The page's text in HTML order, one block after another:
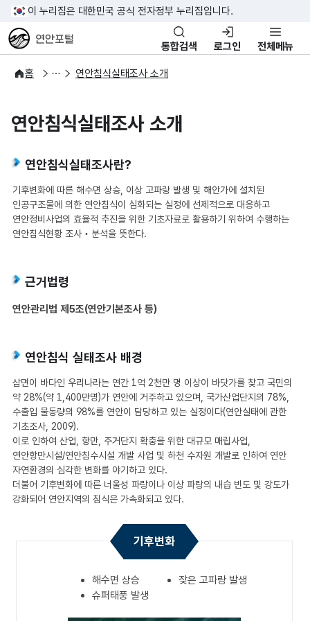
이 누리집은 대한민국 공식 전자정부 누리집입니다.
연안포털 통합검색 로그인 전체메뉴
홈
연안관리
연안침식 연안침식실태조사 소개
연안침식실태조사 소개
연안침식실태조사란?
기후변화에 따른 해수면 상승, 이상 고파랑 발생 및 해안가에 설치된
인공구조물에 의한 연안침식이 심화되는 실정에 선제적으로 대응하고
연안정비사업의 효율적 추진을 위한 기초자료로 활용하기 위하여 수행하는
연안침식현황 조사‧분석을 뜻한다.
근거법령
연안관리법 제5조(연안기본조사 등)
연안침식 실태조사 배경
삼면이 바다인 우리나라는 연간 1억 2천만 명 이상이 바닷가를 찾고 국민의
약 28%(약 1,400만명)가 연안에 거주하고 있으며, 국가산업단지의 78%,
수출입 물동량의 98%를 연안이 담당하고 있는 실정이다(연안실태에 관한
기초조사, 2009).
이로 인하여 산업, 항만, 주거단지 확충을 위한 대규모 매립사업,
연안항만시설/연안침수시설 개발 사업 및 하천 수자원 개발로 인하여 연안
자연환경의 심각한 변화를 야기하고 있다.
더불어 기후변화에 따른 너울성 파랑이나 이상 파랑의 내습 빈도 및 강도가
강화되어 연안지역의 침식은 가속화되고 있다.
기후변화
해수면 상승
잦은 고파랑 발생
슈퍼태풍 발생